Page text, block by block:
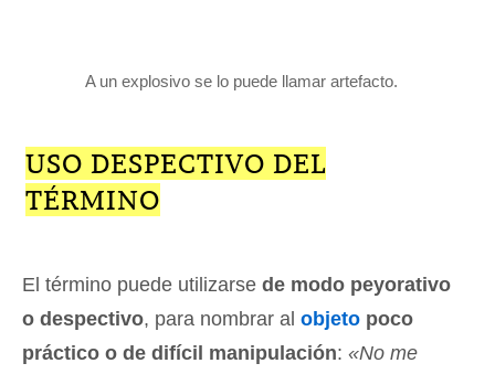
A un explosivo se lo puede llamar artefacto.
USO DESPECTIVO DEL
TÉRMINO
El término puede utilizarse de modo peyorativo
o despectivo, para nombrar al objeto poco
práctico o de difícil manipulación: «No me